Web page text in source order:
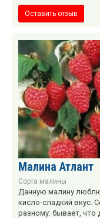
Оставить отзыв
Малина Атлант
Сорта малины
Данную малину
кисло-сладкий вкус.
разному: бывает, что